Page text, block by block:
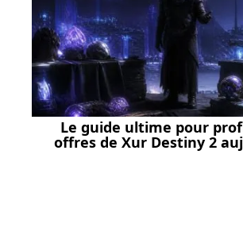
Le guide ultime pour
offres de Xur Destiny 2